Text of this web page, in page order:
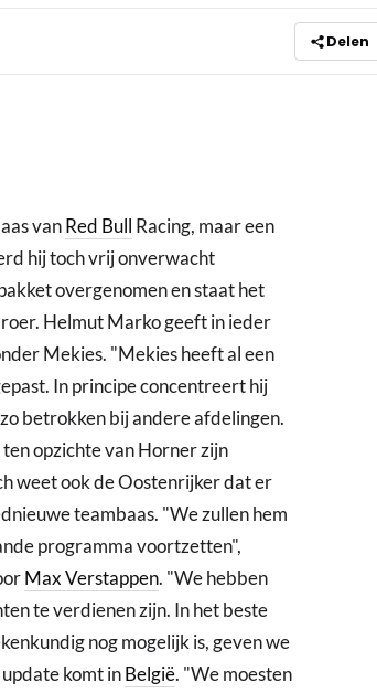
Delen
vanRed Bull Racing, maar een
hij toch vrij onverwacht
overgenomen en staat het
Helmut Marko geeft in ieder
Mekies. "Mekies heeft al een
In principe concentreert hij
betrokken bij andere afdelingen.
opzichte van Horner zijn
weet ook de Oostenrijker dat er
teambaas. "We zullen hem
programma voortzetten",
Max Verstappen. "We hebben
te verdienen zijn. In het beste
nog mogelijk is, geven we
komt inBelgië. "We moesten